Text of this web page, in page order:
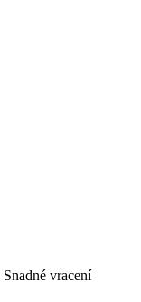
Snadné vracení